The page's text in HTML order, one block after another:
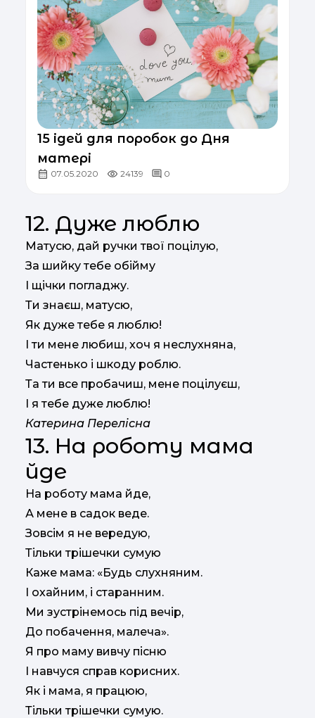
15 ідей для поробок до Дня
матері
07.05.2020 24139 0
12. Дуже люблю
Матусю, дай ручки твої поцілую,
За шийку тебе обійму
І щічки погладжу.
Ти знаєш, матусю,
Як дуже тебе я люблю!
І ти мене любиш, хоч я неслухняна,
Частенько і шкоду роблю.
Та ти все пробачиш, мене поцілуєш,
І я тебе дуже люблю!
Катерина Перелісна
13. На роботу мама
йде
На роботу мама йде,
А мене в садок веде.
Зовсім я не вередую,
Тільки трішечки сумую
Каже мама: «Будь слухняним.
І охайним, і старанним.
Ми зустрінемось під вечір,
До побачення, малеча».
Я про маму вивчу пісню
І навчуся справ корисних.
Як і мама, я працюю,
Тільки трішечки сумую.